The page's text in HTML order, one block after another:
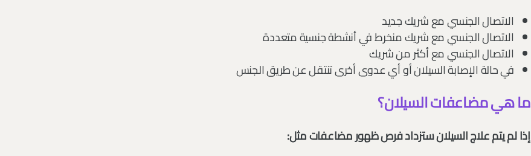
الاتصال الجنسي مع شريك جديد
الاتصال الجنسي مع شريك منخرط في أنشطة جنسية متعددة
الاتصال الجنسي مع أكثر من شريك
في حالة الإصابة السيلان أو أي عدوى أخرى تنتقل عن طريق الجنس
ما هي مضاعفات السيلان؟
إذا لم يتم علاج السيلان ستزداد فرص ظهور مضاعفات مثل: